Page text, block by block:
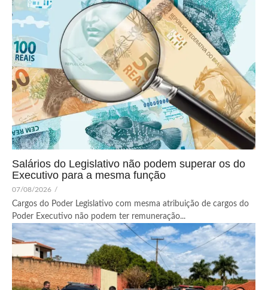
Salários do Legislativo não podem superar os do
Executivo para a mesma função
07/08/2026 /
Cargos do Poder Legislativo com mesma atribuição de cargos do
Poder Executivo não podem ter remuneração...